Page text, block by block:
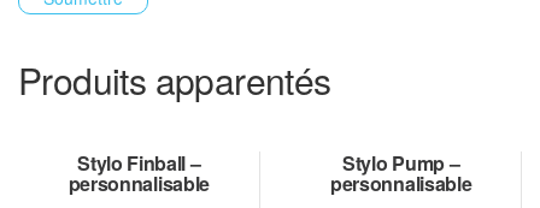
Produits apparentés
Stylo Finball –
personnalisable
Stylo Pump –
personnalisable